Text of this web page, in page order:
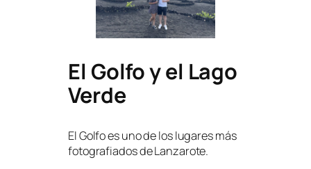
El Golfo y el Lago
Verde
El Golfo es uno de los lugares más
fotografiados de Lanzarote.